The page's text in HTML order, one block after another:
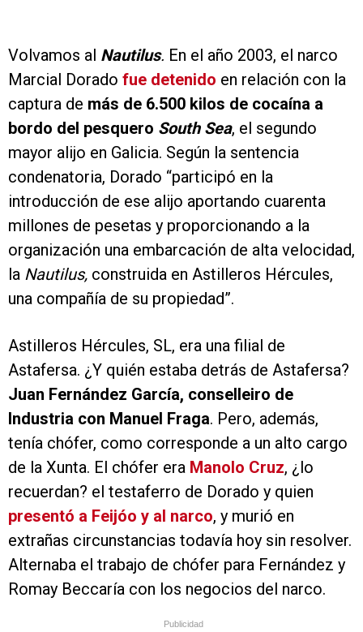
Volvamos al Nautilus. En el año 2003, el narco
Marcial Dorado fue detenido en relación con la
captura de más de 6.500 kilos de cocaína a
bordo del pesquero South Sea, el segundo
mayor alijo en Galicia. Según la sentencia
condenatoria, Dorado “participó en la
introducción de ese alijo aportando cuarenta
millones de pesetas y proporcionando a la
organización una embarcación de alta velocidad,
la Nautilus, construida en Astilleros Hércules,
una compañía de su propiedad”.
Astilleros Hércules, SL, era una filial de
Astafersa. ¿Y quién estaba detrás de Astafersa?
Juan Fernández García, conselleiro de
Industria con Manuel Fraga. Pero, además,
tenía chófer, como corresponde a un alto cargo
de la Xunta. El chófer era Manolo Cruz, ¿lo
recuerdan? el testaferro de Dorado y quien
presentó a Feijóo y al narco, y murió en
extrañas circunstancias todavía hoy sin resolver.
Alternaba el trabajo de chófer para Fernández y
Romay Beccaría con los negocios del narco.
Publicidad